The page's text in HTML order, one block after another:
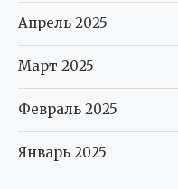
Апрель 2025
Март 2025
Февраль 2025
Январь 2025